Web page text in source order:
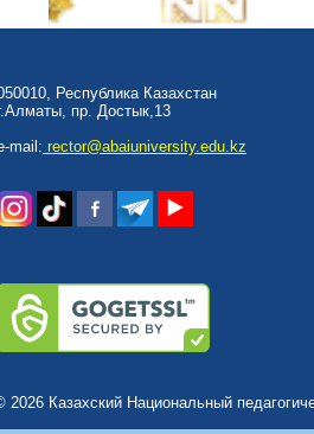
Республика Казахстан
пр. Достык,13
mail: rector@abaiuniversity.edu.kz
2026 Казахский Национальный